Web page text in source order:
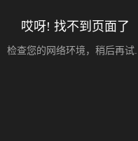
哎呀! 找不到页面了
检查您的网络环境，稍后再试...